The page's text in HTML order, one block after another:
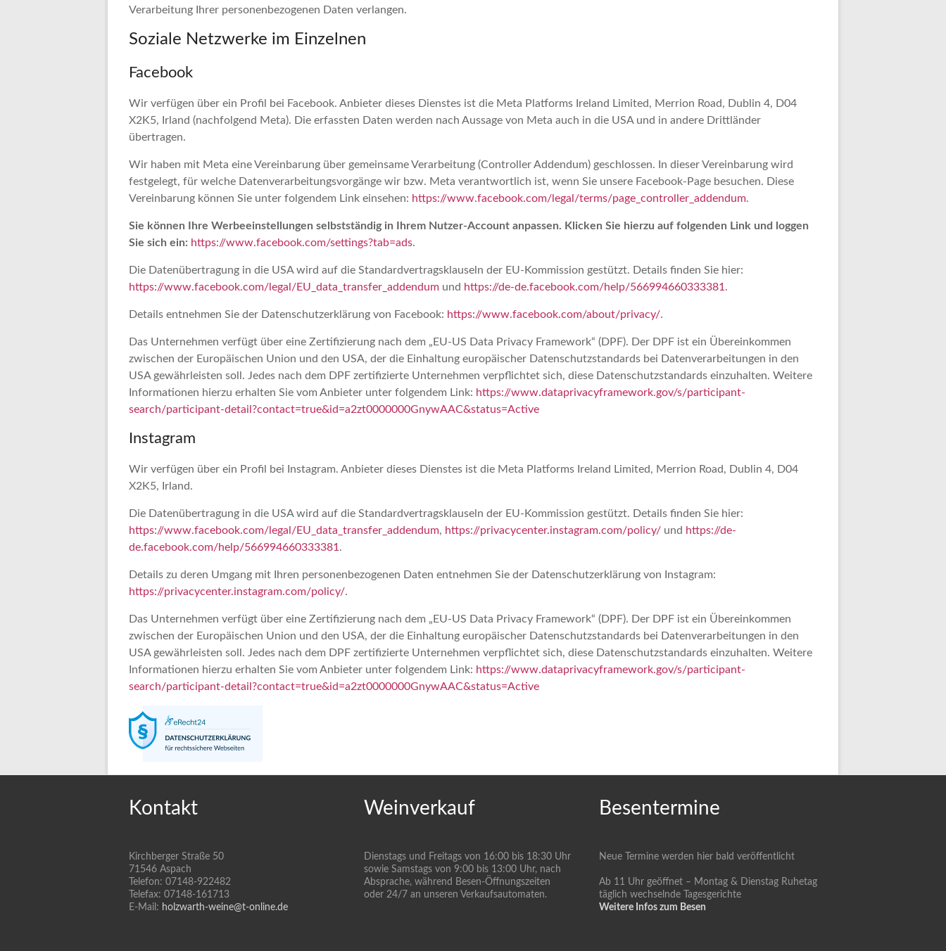
Verarbeitung Ihrer personenbezogenen Daten verlangen.
Soziale Netzwerke im Einzelnen
Facebook
Wir verfügen über ein Profil bei Facebook. Anbieter dieses Dienstes ist die Meta Platforms Ireland Limited, Merrion Road, Dublin 4, D04
X2K5, Irland (nachfolgend Meta). Die erfassten Daten werden nach Aussage von Meta auch in die USA und in andere Drittländer
übertragen.
Wir haben mit Meta eine Vereinbarung über gemeinsame Verarbeitung (Controller Addendum) geschlossen. In dieser Vereinbarung wird
festgelegt, für welche Datenverarbeitungsvorgänge wir bzw. Meta verantwortlich ist, wenn Sie unsere Facebook-Page besuchen. Diese
Vereinbarung können Sie unter folgendem Link einsehen: https://www.facebook.com/legal/terms/page_controller_addendum.
Sie können Ihre Werbeeinstellungen selbstständig in Ihrem Nutzer-Account anpassen. Klicken Sie hierzu auf folgenden Link und loggen
Sie sich ein: https://www.facebook.com/settings?tab=ads.
Die Datenübertragung in die USA wird auf die Standardvertragsklauseln der EU-Kommission gestützt. Details finden Sie hier:
https://www.facebook.com/legal/EU_data_transfer_addendum und https://de-de.facebook.com/help/566994660333381 .
Details entnehmen Sie der Datenschutzerklärung von Facebook: https://www.facebook.com/about/privacy/.
Das Unternehmen verfügt über eine Zertifizierung nach dem „EU-US Data Privacy Framework“ (DPF). Der DPF ist ein Übereinkommen
zwischen der Europäischen Union und den USA, der die Einhaltung europäischer Datenschutzstandards bei Datenverarbeitungen in den
USA gewährleisten soll. Jedes nach dem DPF zertifizierte Unternehmen verpflichtet sich, diese Datenschutzstandards einzuhalten. Weitere
Informationen hierzu erhalten Sie vom Anbieter unter folgendem Link: https://www.dataprivacyframework.gov/s/participant-
search/participant-detail?contact=true&id=a2zt0000000GnywAAC&status=Active
Instagram
Wir verfügen über ein Profil bei Instagram. Anbieter dieses Dienstes ist die Meta Platforms Ireland Limited, Merrion Road, Dublin 4, D04
X2K5, Irland.
Die Datenübertragung in die USA wird auf die Standardvertragsklauseln der EU-Kommission gestützt. Details finden Sie hier:
https://www.facebook.com/legal/EU_data_transfer_addendum, https://privacycenter.instagram.com/policy/ und https://de-
de.facebook.com/help/566994660333381 .
Details zu deren Umgang mit Ihren personenbezogenen Daten entnehmen Sie der Datenschutzerklärung von Instagram:
https://privacycenter.instagram.com/policy/.
Das Unternehmen verfügt über eine Zertifizierung nach dem „EU-US Data Privacy Framework“ (DPF). Der DPF ist ein Übereinkommen
zwischen der Europäischen Union und den USA, der die Einhaltung europäischer Datenschutzstandards bei Datenverarbeitungen in den
USA gewährleisten soll. Jedes nach dem DPF zertifizierte Unternehmen verpflichtet sich, diese Datenschutzstandards einzuhalten. Weitere
Informationen hierzu erhalten Sie vom Anbieter unter folgendem Link: https://www.dataprivacyframework.gov/s/participant-
search/participant-detail?contact=true&id=a2zt0000000GnywAAC&status=Active
Kontakt
Kirchberger Straße 50
71546 Aspach
Telefon: 07148-922482
Telefax: 07148-161713
E-Mail: holzwarth-weine@t-online.de
Weinverkauf
Dienstags und Freitags von 16:00 bis 18:30 Uhr
sowie Samstags von 9:00 bis 13:00 Uhr, nach
Absprache, während Besen-Öffnungszeiten
oder 24/7 an unseren Verkaufsautomaten.
Besentermine
Neue Termine werden hier bald veröffentlicht
Ab 11 Uhr geöffnet – Montag & Dienstag Ruhetag
täglich wechselnde Tagesgerichte
Weitere Infos zum Besen